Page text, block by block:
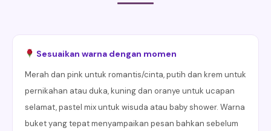
Sesuaikan warna dengan momen
Merah dan pink untuk romantis/cinta, putih dan krem untuk
pernikahan atau duka, kuning dan oranye untuk ucapan
selamat, pastel mix untuk wisuda atau baby shower. Warna
buket yang tepat menyampaikan pesan bahkan sebelum